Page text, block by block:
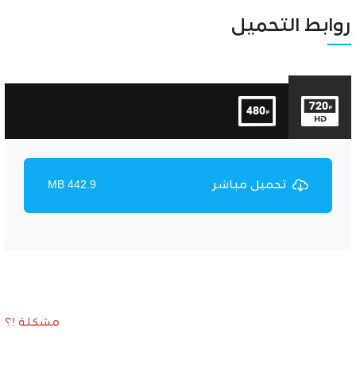
Unmute Settings
روابط التحميل
تحميل مباشر 442.9 MB
مشكلة !؟